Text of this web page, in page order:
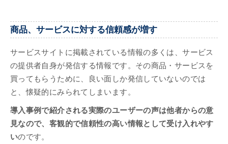
商品、サービスに対する信頼感が増す
サービスサイトに掲載されている情報の多くは、サービス
の提供者自身が発信する情報です。その商品・サービスを
買ってもらうために、良い面しか発信していないのでは
と、懐疑的にみられてしまいます。
導入事例で紹介される実際のユーザーの声は他者からの意
見なので、客観的で信頼性の高い情報として受け入れやす
いのです。